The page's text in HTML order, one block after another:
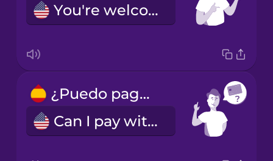
You're welcome!
¿Puedo pagar con tarjeta de crédito?
Can I pay with credit card?